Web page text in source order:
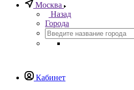
Москва
Назад
Города
Кабинет